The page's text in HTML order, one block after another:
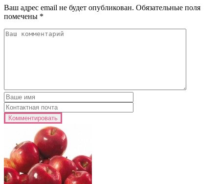
Ваш адрес email не будет опубликован. Обязательные поля
помечены *